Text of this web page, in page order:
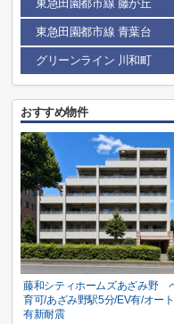
東急田園都市線 藤が丘
東急田園都市線 青葉台
グリーンライン 川和町
おすすめ物件
藤和シティホームズあざみ野
育可/あざみ野駅5分/EV有/オー
有新耐震